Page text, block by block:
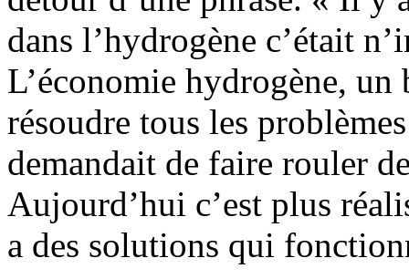
dans l’hydrogène c’était
L’économie hydrogène,
résoudre tous les
demandait de faire rouler
Aujourd’hui c’est plus
a des solutions qui